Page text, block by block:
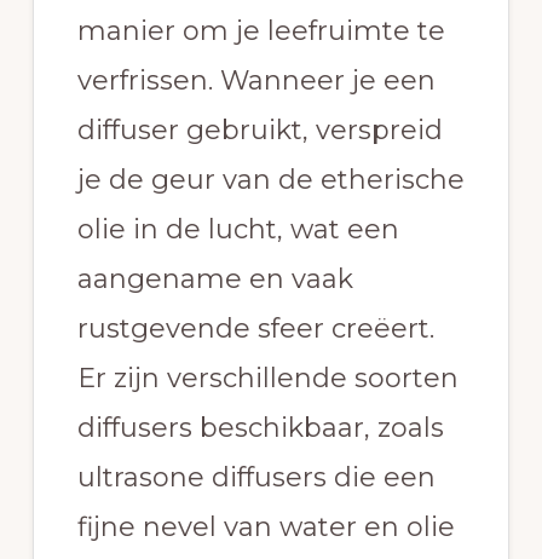
manier om je leefruimte te
verfrissen. Wanneer je een
diffuser gebruikt, verspreid
je de geur van de etherische
olie in de lucht, wat een
aangename en vaak
rustgevende sfeer creëert.
Er zijn verschillende soorten
diffusers beschikbaar, zoals
ultrasone diffusers die een
fijne nevel van water en olie